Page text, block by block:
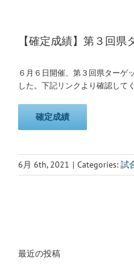
【確定成績】第３回県
６月６日開催、第３回県ターゲ
した。下記リンクより確認して
確定成績
6月 6th, 2021 | Categories: 試
最近の投稿